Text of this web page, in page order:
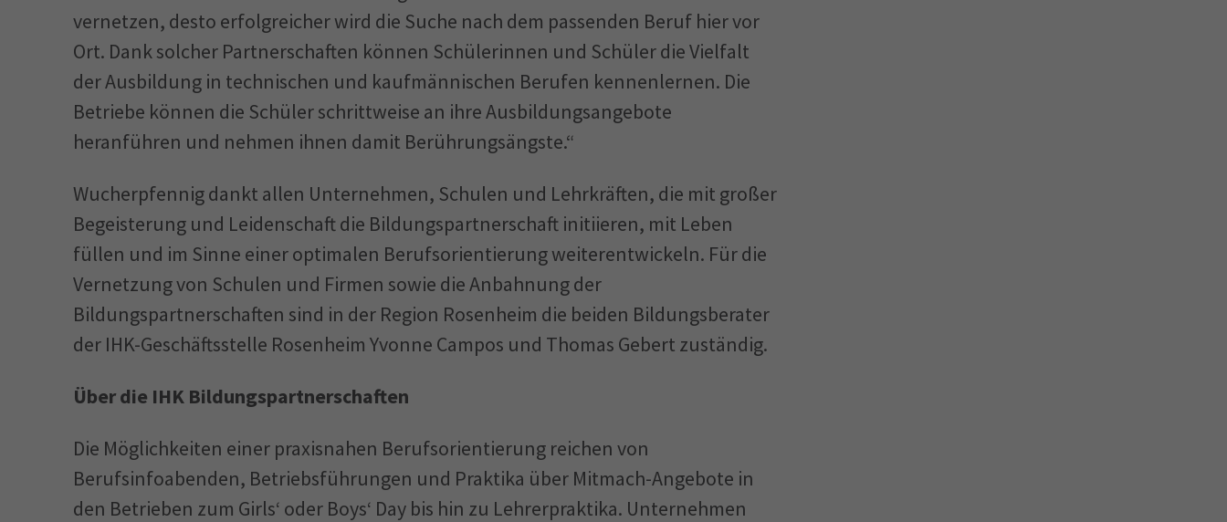
vernetzen, desto erfolgreicher wird die Suche nach dem passenden Beruf hier vor
Ort. Dank solcher Partnerschaften können Schülerinnen und Schüler die Vielfalt
der Ausbildung in technischen und kaufmännischen Berufen kennenlernen. Die
Betriebe können die Schüler schrittweise an ihre Ausbildungsangebote
heranführen und nehmen ihnen damit Berührungsängste.“
Wucherpfennig dankt allen Unternehmen, Schulen und Lehrkräften, die mit großer
Begeisterung und Leidenschaft die Bildungspartnerschaft initiieren, mit Leben
füllen und im Sinne einer optimalen Berufsorientierung weiterentwickeln. Für die
Vernetzung von Schulen und Firmen sowie die Anbahnung der
Bildungspartnerschaften sind in der Region Rosenheim die beiden Bildungsberater
der IHK-Geschäftsstelle Rosenheim Yvonne Campos und Thomas Gebert zuständig.
Über die IHK Bildungspartnerschaften
Die Möglichkeiten einer praxisnahen Berufsorientierung reichen von
Berufsinfoabenden, Betriebsführungen und Praktika über Mitmach-Angebote in
den Betrieben zum Girls‘ oder Boys‘ Day bis hin zu Lehrerpraktika. Unternehmen